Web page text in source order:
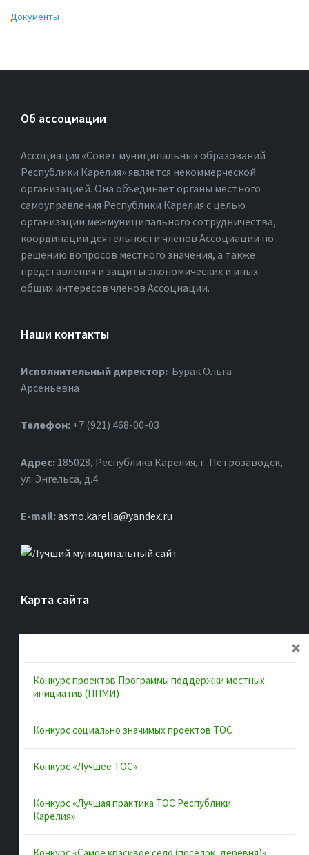
Документы
Об ассоциации
Ассоциация «Совет муниципальных образований
Республики Карелия» является некоммерческой
организацией. Она объединяет органы местного
самоуправления Республики Карелия с целью
организации межмуниципального сотрудничества,
координации деятельности членов Ассоциации по
решению вопросов местного значения, а также
представления и защиты экономических и иных
общих интересов членов Ассоциации.
Наши контакты
Исполнительный директор: Бурак Ольга
Арсеньевна
Телефон: +7 (921) 468-00-03
Адрес: 185028, Республика Карелия, г. Петрозаводск,
ул. Энгельса, д.4
Е-mail:asmo.karelia@yandex.ru
Карта сайта
Об ассоциации
Документы
Муниципальные образования
Конкурсы и лучшие практики
Контакты
Полезные ссылки
Интернет-портал Республики Карелия
Конкурс проектов Программы поддержки местных
инициатив (ППМИ)
Конкурс социально значимых проектов ТОС
Конкурс «Лучшее ТОС»
Конкурс «Лучшая практика ТОС Республики
Карелия»